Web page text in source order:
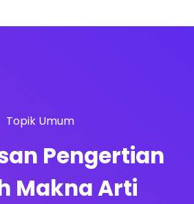
Topik Umum
Pengertian
Makna Arti